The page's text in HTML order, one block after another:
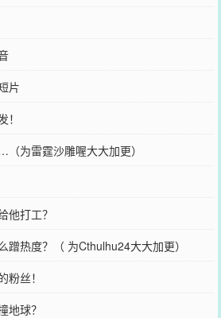
片
为雷霆沙雕喔大大加更）
他打工？
蹭热度？（ 为Cthulhu24大大加更）
丝！
地球？